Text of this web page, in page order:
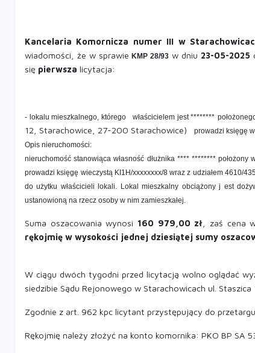
Kancelaria Komornicza numer III w
wiadomości, że w sprawieKMP 28/93 w dniu 23-05-2025
się pierwsza licytacja:
- lokalu mieszkalnego, którego właścicielem jest ********
12, Starachowice, 27-200 Starachowice)
prowadzi księgę
Opis nieruchomości:
nieruchomość stanowiąca własność dłużnika **** ********
prowadzi księgę wieczystą KI1H/xxxxxxxx/8 wraz z udziałem 4610/
do użytku właścicieli lokali. Lokal mieszkalny obciążony j est
ustanowioną na rzecz osoby w nim zamieszkałej.
Suma oszacowania wynosi 160 979,00 zł , zaś cena
rękojmię w wysokości jednej dziesiątej sumy
W ciągu dwóch tygodni przed licytacją wolno oglądać
siedzibie Sądu Rejonowego w Starachowicach ul.
Zgodnie z art. 962 kpc licytant przystępujący do
Rękojmię należy złożyć na konto komornika: PKO BP